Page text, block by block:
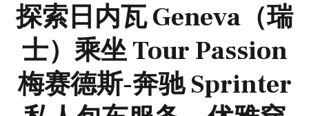
探索日内瓦 Geneva（瑞
士）乘坐 Tour Passion
梅赛德斯-奔驰 Sprinter